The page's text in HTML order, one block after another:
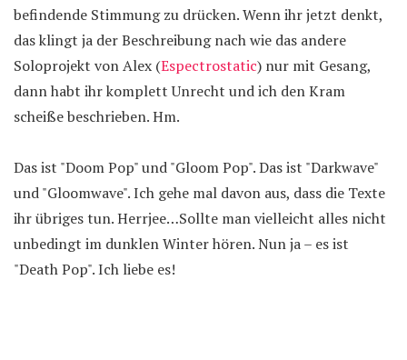
befindende Stimmung zu drücken. Wenn ihr jetzt denkt,
das klingt ja der Beschreibung nach wie das andere
Soloprojekt von Alex (Espectrostatic) nur mit Gesang,
dann habt ihr komplett Unrecht und ich den Kram
scheiße beschrieben. Hm.
Das ist "Doom Pop" und "Gloom Pop". Das ist "Darkwave"
und "Gloomwave". Ich gehe mal davon aus, dass die Texte
ihr übriges tun. Herrjee…Sollte man vielleicht alles nicht
unbedingt im dunklen Winter hören. Nun ja – es ist
"Death Pop". Ich liebe es!